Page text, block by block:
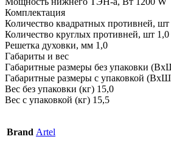
Комплектация
Количество квадратных противней, шт
Количество круглых противней, шт 1,0
Решетка духовки, мм 1,0
Габариты и вес
Габаритные размеры без упаковки
Габаритные размеры с упаковкой
Вес без упаковки (кг) 15,0
Вес с упаковкой (кг) 15,5
Brand Artel